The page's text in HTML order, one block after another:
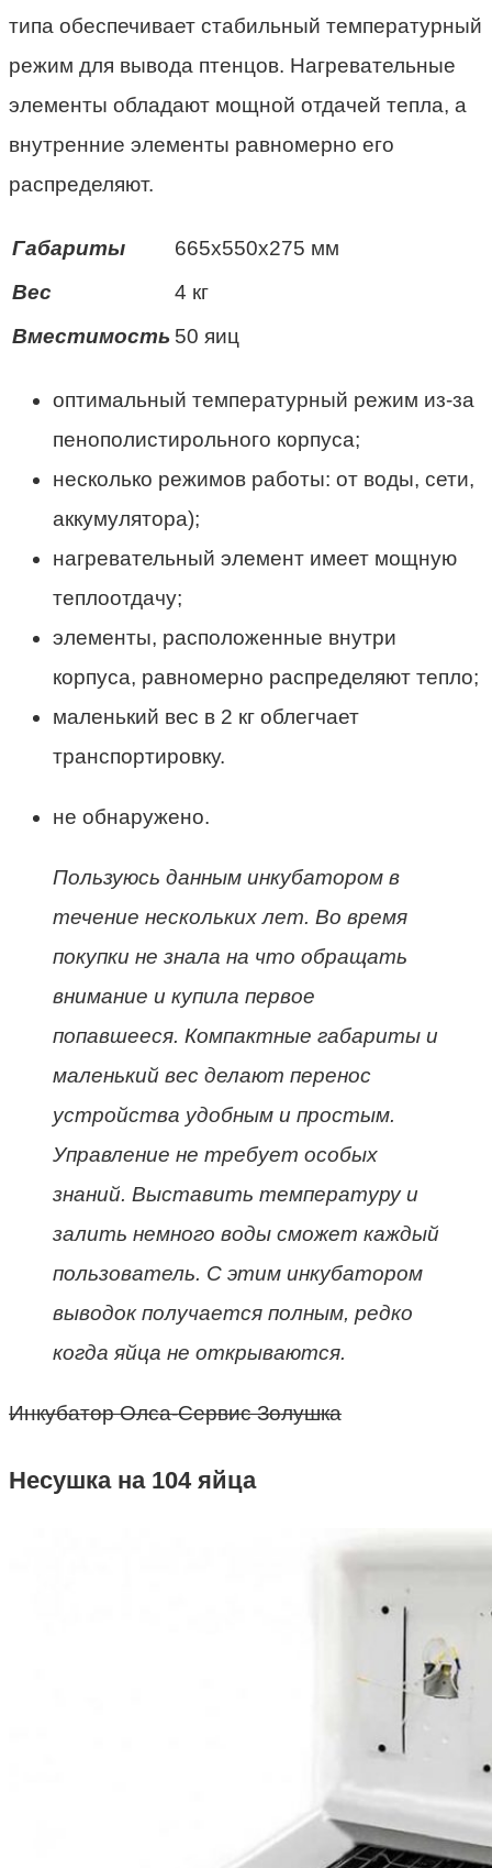
типа обеспечивает стабильный температурный
режим для вывода птенцов. Нагревательные
элементы обладают мощной отдачей тепла, а
внутренние элементы равномерно его
распределяют.
Габариты
665х550х275 мм
Вес
4 кг
Вместимость 50 яиц
оптимальный температурный режим из-за
пенополистирольного корпуса;
несколько режимов работы: от воды, сети,
аккумулятора);
нагревательный элемент имеет мощную
теплоотдачу;
элементы, расположенные внутри
корпуса, равномерно распределяют тепло;
маленький вес в 2 кг облегчает
транспортировку.
не обнаружено.
Пользуюсь данным инкубатором в
течение нескольких лет. Во время
покупки не знала на что обращать
внимание и купила первое
попавшееся. Компактные габариты и
маленький вес делают перенос
устройства удобным и простым.
Управление не требует особых
знаний. Выставить температуру и
залить немного воды сможет каждый
пользователь. С этим инкубатором
выводок получается полным, редко
когда яйца не открываются.
Инкубатор Олса-Сервис Золушка
Несушка на 104 яйца